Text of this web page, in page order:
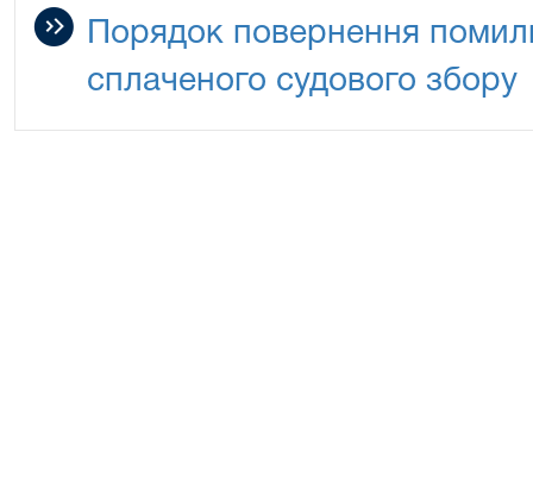
Порядок повернення
сплаченого судового збору